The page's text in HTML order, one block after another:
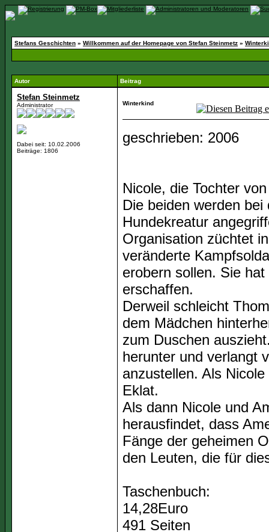
Stefans Geschichten » Willkommen auf der Homepage von Stefan Steinmetz »
Autor Beitrag
Stefan Steinmetz
Administrator
Dabei seit: 10.02.2006
Beiträge: 1806
Winterkind
geschrieben: 2006
Nicole, die Tochter
Die beiden werden
Hundekreatur
Organisation züchtet
veränderte
erobern sollen. Sie
erschaffen.
Derweil schleicht
dem Mädchen
zum Duschen
herunter und verlangt
anzustellen. Als
Eklat.
Als dann Nicole und
herausfindet, dass
Fänge der geheimen
den Leuten, die für
Taschenbuch:
14,28Euro
491 Seiten